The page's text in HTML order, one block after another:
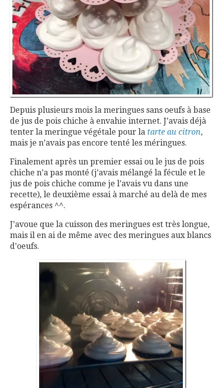
Depuis plusieurs mois la meringues sans oeufs à base
de jus de pois chiche à envahie internet. J’avais déjà
tenter la meringue végétale pour la tarte au citron,
mais je n’avais pas encore tenté les méringues.
Finalement après un premier essai ou le jus de pois
chiche n’a pas monté (j’avais mélangé la fécule et le
jus de pois chiche comme je l’avais vu dans une
recette), le deuxième essai à marché au delà de mes
espérances ^^.
J’avoue que la cuisson des meringues est très longue,
mais il en ai de même avec des meringues aux blancs
d’oeufs.